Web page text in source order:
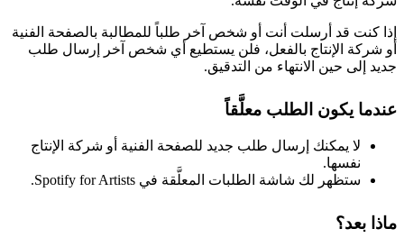
إذا كنت قد أرسلت أنت أو شخص آخر طلباً للمطالبة بالصفحة الفنية
أو شركة الإنتاج بالفعل، فلن يستطيع أي شخص آخر إرسال طلب
جديد إلى حين الانتهاء من التدقيق.
عندما يكون الطلب معلَّقاً
لا يمكنك إرسال طلب جديد للصفحة الفنية أو شركة الإنتاج
نفسها.
ستظهر لك شاشة الطلبات المعلَّقة في Spotify for Artists.
ماذا بعد؟